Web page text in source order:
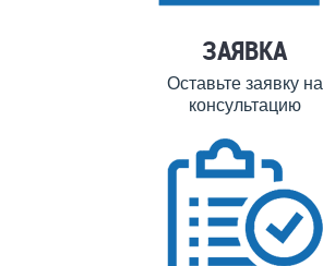
ЗАЯВКА
Оставьте заявку на
консультацию